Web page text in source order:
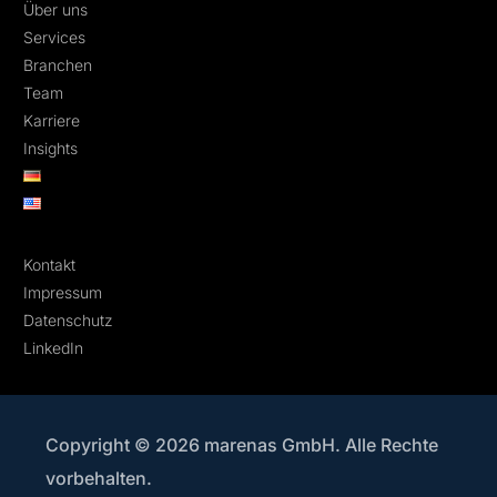
Über uns
Services
Branchen
Team
Karriere
Insights
Kontakt
Impressum
Datenschutz
LinkedIn
Copyright © 2026 marenas GmbH. Alle Rechte
vorbehalten.